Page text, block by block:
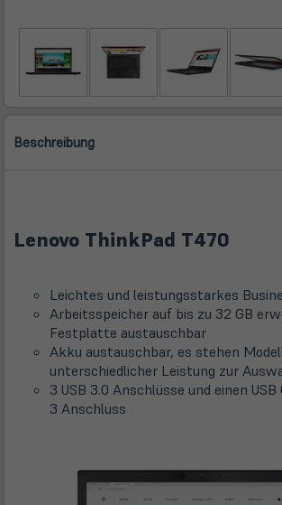
Beschreibung
Lenovo ThinkPad T470
Leichtes und leistungsstarkes
Arbeitsspeicher auf bis zu 32 GB
Festplatte austauschbar
Akku austauschbar, es stehen
unterschiedlicher Leistung zur
3 USB 3.0 Anschlüsse und einen
3 Anschluss